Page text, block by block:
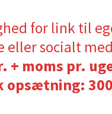
for link til
eller socialt
+ moms pr.
opsætning: